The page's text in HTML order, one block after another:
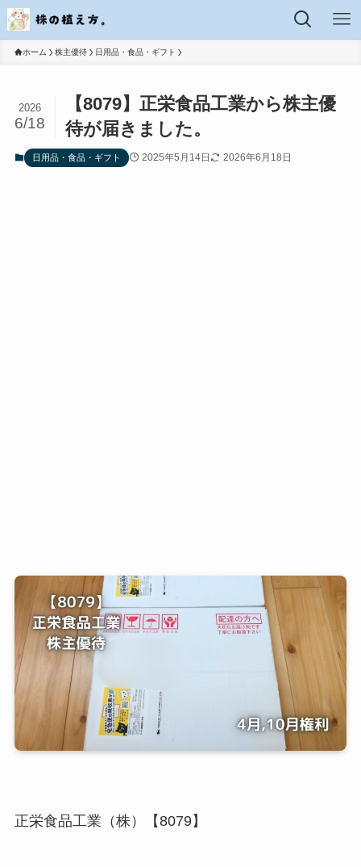
ホーム 株主優待 日用品・食品・ギフト
【8079】正栄食品工業から株主優
待が届きました。
2026
6/18
日用品・食品・ギフト 2025年5月14日 2026年6月18日
正栄食品工業（株）【8079】